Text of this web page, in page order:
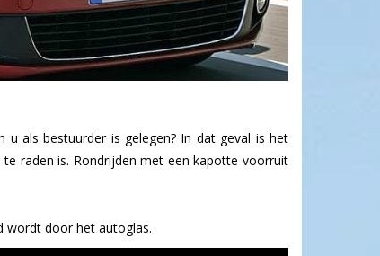
als bestuurder is gelegen? In dat geval is het
raden is. Rondrijden met een kapotte voorruit
wordt door het autoglas.